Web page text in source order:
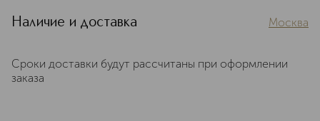
Наличие и доставка Москва
Сроки доставки будут рассчитаны при оформлении
заказа